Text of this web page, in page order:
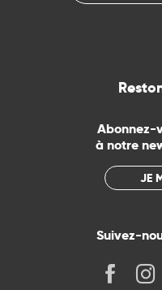
Abonnez-
à notre
JE
Suivez-